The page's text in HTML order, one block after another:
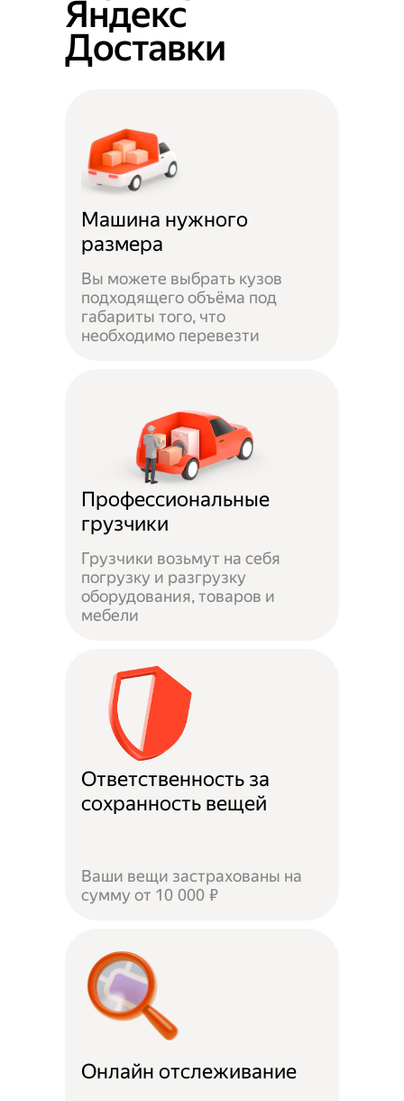
Яндекс
Доставки
Машина нужного
размера
Вы можете выбрать кузов
подходящего объёма под
габариты того, что
необходимо перевезти
Профессиональные
грузчики
Грузчики возьмут на себя
погрузку и разгрузку
оборудования, товаров и
мебели
Ответственность за
сохранность вещей
Ваши вещи застрахованы на
сумму от 10 000 ₽
Онлайн отслеживание